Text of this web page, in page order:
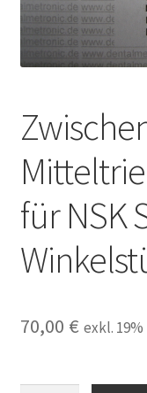
Warenkorb
für NSK
70,00 € exkl.